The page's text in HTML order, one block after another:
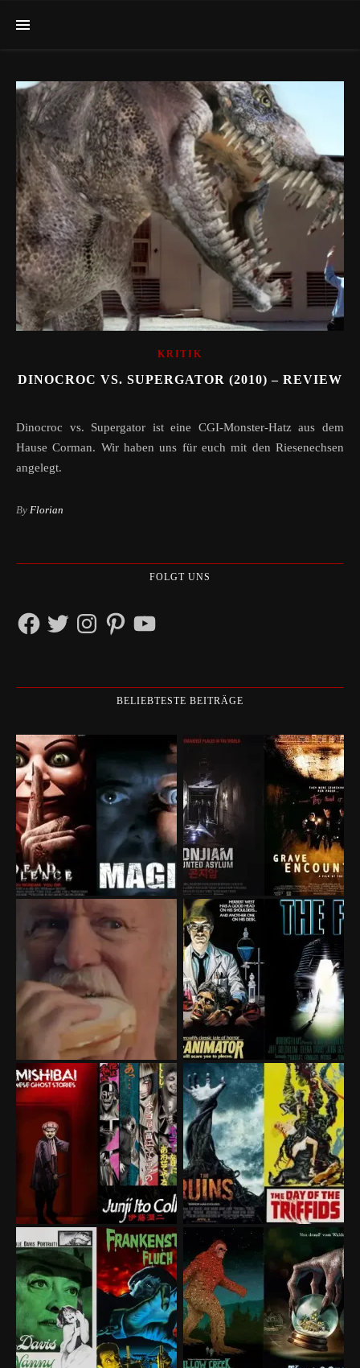
KRITIK
DINOCROC VS. SUPERGATOR (2010) – REVIEW
Dinocroc vs. Supergator ist eine CGI-Monster-Hatz aus dem
Hause Corman. Wir haben uns für euch mit den Riesenechsen
angelegt.
By Florian
FOLGT UNS
FacebookTwitterInstagramPinterestYouTube
BELIEBTESTE BEITRÄGE